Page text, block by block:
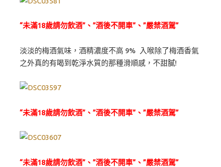
“未滿18歲請勿飲酒”、”酒後不開車”、”嚴禁酒駕”
淡淡的梅酒氣味，酒精濃度不高 9% 入喉除了梅酒香氣
之外真的有喝到乾淨水質的那種滑順感，不甜膩!
“未滿18歲請勿飲酒”、”酒後不開車”、”嚴禁酒駕”
“未滿18歲請勿飲酒”、”酒後不開車”、”嚴禁酒駕”